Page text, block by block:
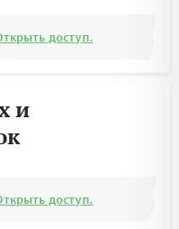
доступ.
и
доступ.